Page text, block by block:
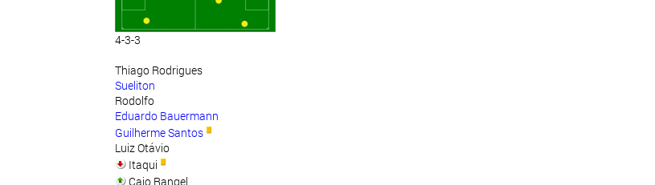
4-3-3
Thiago Rodrigues
Sueliton
Rodolfo
Eduardo Bauermann
Guilherme Santos
Luiz Otávio
Itaqui
Caio Rangel